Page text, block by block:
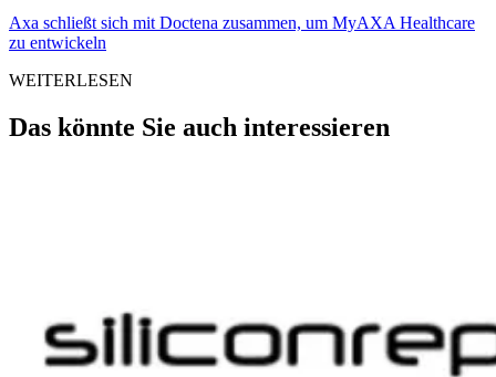
Axa schließt sich mit Doctena zusammen, um MyAXA Healthcare
zu entwickeln
WEITERLESEN
Das könnte Sie auch interessieren